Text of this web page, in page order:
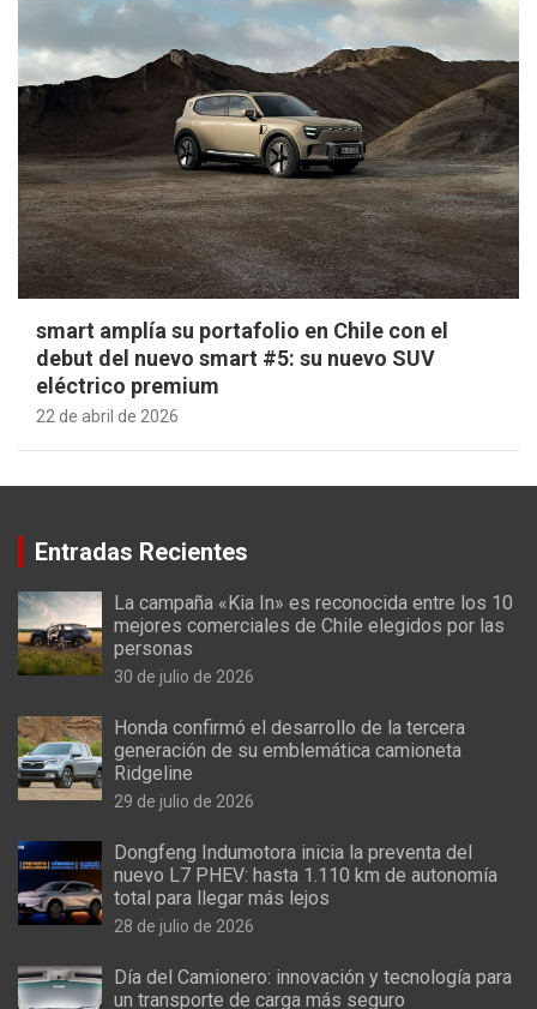
smart amplía su portafolio en Chile con el
debut del nuevo smart #5: su nuevo SUV
eléctrico premium
22 de abril de 2026
Entradas Recientes
La campaña «Kia In» es reconocida entre los 10
mejores comerciales de Chile elegidos por las
personas
30 de julio de 2026
Honda confirmó el desarrollo de la tercera
generación de su emblemática camioneta
Ridgeline
29 de julio de 2026
Dongfeng Indumotora inicia la preventa del
nuevo L7 PHEV: hasta 1.110 km de autonomía
total para llegar más lejos
28 de julio de 2026
Día del Camionero: innovación y tecnología para
un transporte de carga más seguro